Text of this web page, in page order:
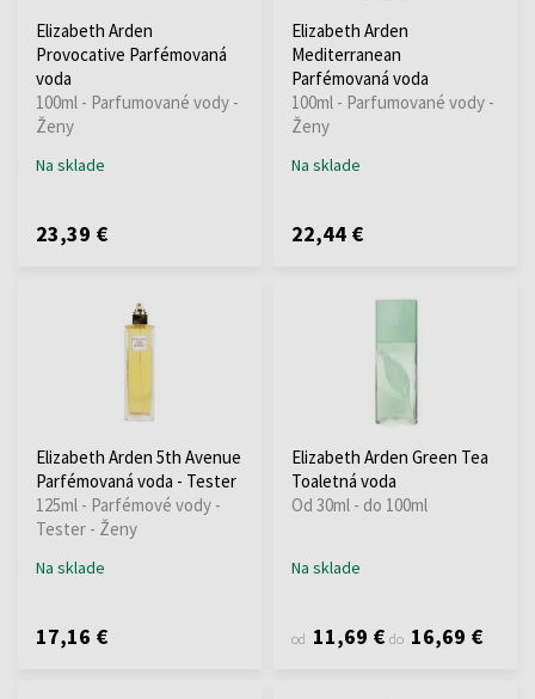
Elizabeth Arden
Provocative Parfémovaná
voda
100ml - Parfumované vody -
Ženy
Na sklade
23,39 €
Elizabeth Arden
Mediterranean
Parfémovaná voda
100ml - Parfumované vody -
Ženy
Na sklade
22,44 €
Elizabeth Arden 5th Avenue
Parfémovaná voda - Tester
125ml - Parfémové vody -
Tester - Ženy
Na sklade
17,16 €
Elizabeth Arden Green Tea
Toaletná voda
Od 30ml - do 100ml
Na sklade
od 11,69 € do 16,69 €